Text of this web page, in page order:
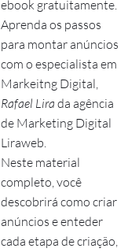
ebook gratuitamente.
Aprenda os passos
para montar anúncios
com o especialista em
Markeitng Digital,
Rafael Lira da agência
de Marketing Digital
Liraweb.
Neste material
completo, você
descobrirá como criar
anúncios e enteder
cada etapa de criação,